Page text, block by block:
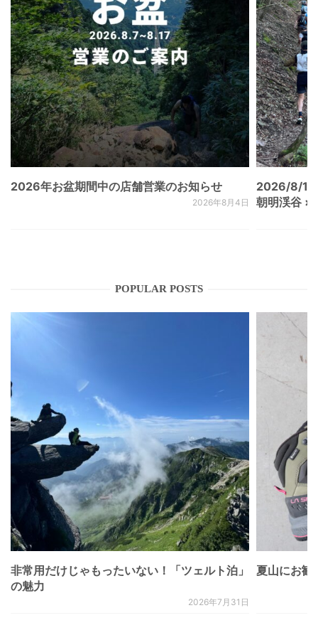
2026年お盆期間中の店舗営業のお知らせ
2026年8月4日
2026/8/
朝明渓谷 ×
POPULAR POSTS
非常用だけじゃもったいない！「ツェルト泊」
の魅力
2026年7月31日
夏山にお